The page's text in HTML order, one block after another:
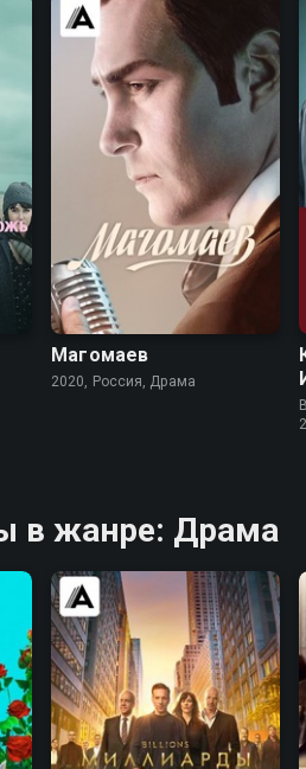
8.3
Магомаев
2020, Россия, Драма
в жанре: Драма